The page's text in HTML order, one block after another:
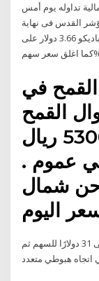
تداوله يوم أمس
القدس فى نهاية
اليوم (3.18 )- نقطةحيث اغلق سعر سهم شركة باديكو 3.66 دولار على
في
القمح
(50 كغم) من متوسط 5300 ريال
في عموم .
شمال
القمح. الصويا في عام 1990، وصل سعر السهم إلى 31 دولارًا للسهم ثم
اتجاه هبوطي متعدد